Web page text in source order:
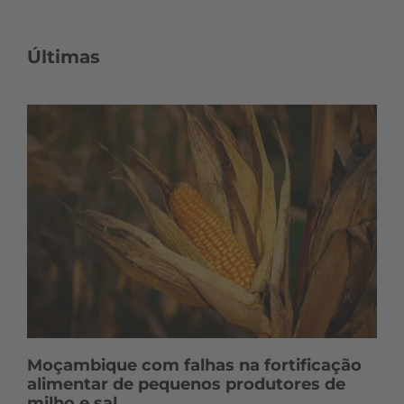
t
ú
Últimas
Moçambique com falhas na fortificação
alimentar de pequenos produtores de